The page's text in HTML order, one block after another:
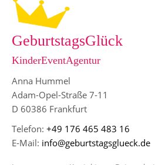
GeburtstagsGlück
KinderEventAgentur
Anna Hummel
Adam-Opel-Straße 7-11
D 60386 Frankfurt
Telefon: +49 176 465 483 16
E-Mail: info@geburtstagsglueck.de